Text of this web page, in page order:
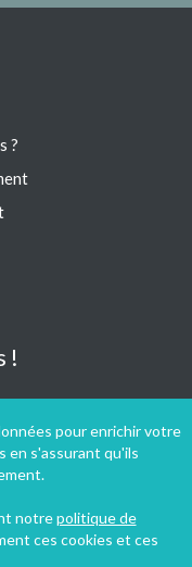
pour enrichir votre
en s'assurant qu'ils
notrepolitique de
ces cookies et ces
?
!